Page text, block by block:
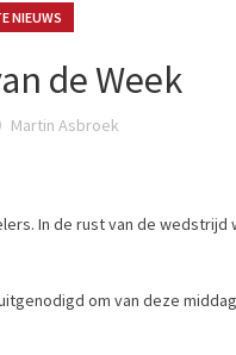
NIEUWS
de Week
Martin Asbroek
In de rust van de
om van deze